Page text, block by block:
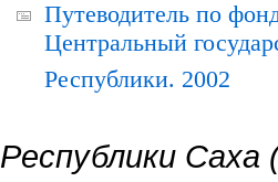
Путеводитель по
Центральный
Республики. 2002
Республики Саха